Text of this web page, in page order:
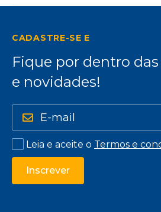
CADASTRE-SE E
Fique por dentro
e novidades!
Leia e aceite o Termos e
Inscrever